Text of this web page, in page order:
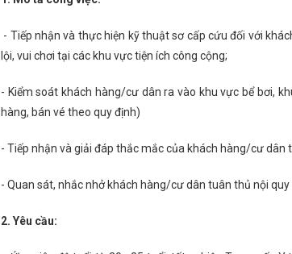
- Tiếp nhận và thực hiện kỹ thuật sơ cấp cứu đối với
lội, vui chơi tại các khu vực tiện ích công cộng;
- Kiểm soát khách hàng/cư dân ra vào khu vực bể bơi,
hàng, bán vé theo quy định)
- Tiếp nhận và giải đáp thắc mắc của khách hàng/cư
- Quan sát, nhắc nhở khách hàng/cư dân tuân thủ nội
2. Yêu cầu: